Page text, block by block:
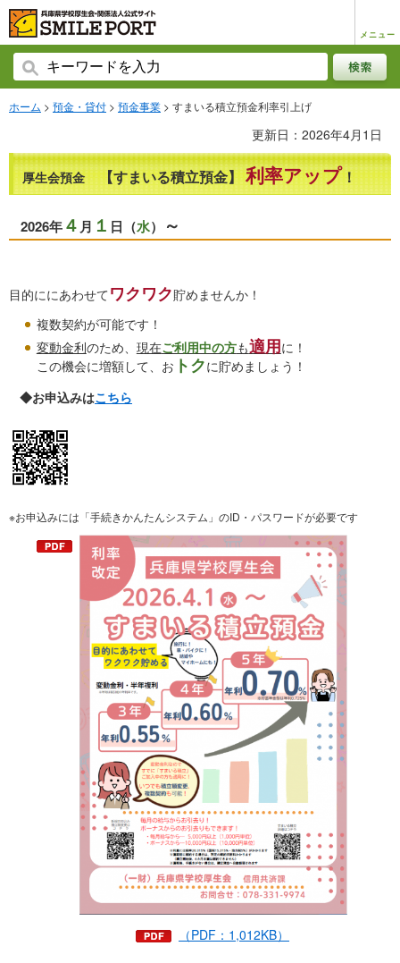
メニュー
ホーム > 預金・貸付 > 預金事業 > すまいる積立預金利率引上げ
更新日：2026年4月1日
厚生会預金【すまいる積立預金】利率アップ！
2026年４ 月 １ 日（水） ～
目的ににあわせてワクワク貯めませんか！
複数契約が可能です！
変動金利のため、 現在ご利用中の方も適用に！
この機会に増額して、お トクに貯めましょう！
◆お申込みはこちら
※お申込みには「手続きかんたんシステム」のID・パスワードが必要です
（PDF：1,012KB）